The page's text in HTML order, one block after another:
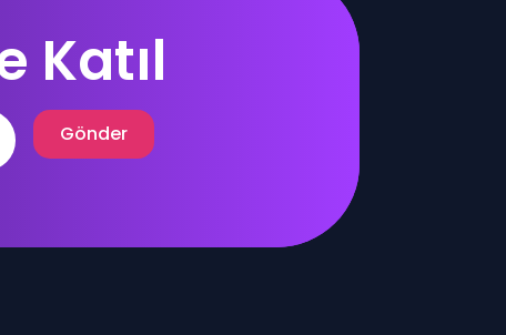
Katıl
Gönder